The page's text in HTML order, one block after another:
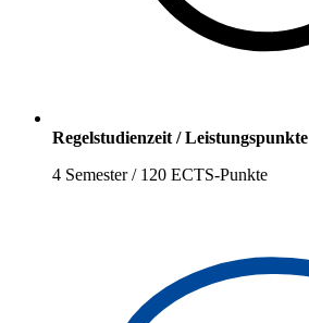
Regelstudienzeit / Leistungspunkte
4 Semester / 120 ECTS-Punkte